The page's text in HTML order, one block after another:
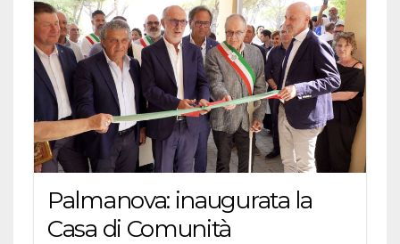
Palmanova: inaugurata la
Casa di Comunità